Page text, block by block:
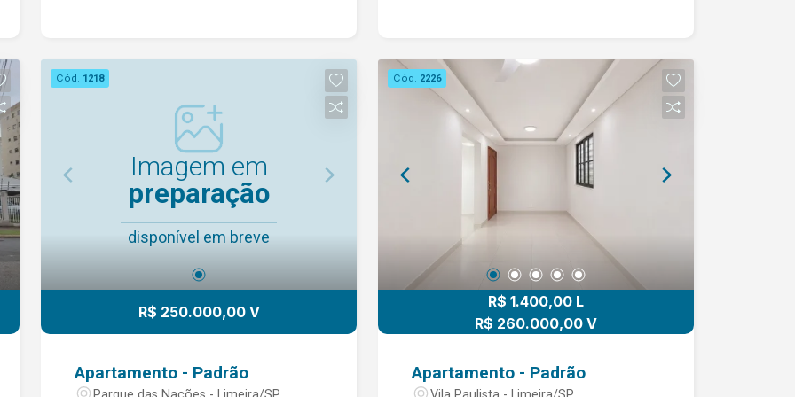
Sua Visita !!
Cód. 1218
Imagem em
preparação
disponível em breve
R$ 250.000,00 V
Apartamento - Padrão
Cód. 2226
R$ 1.400,00 L
R$ 260.000,00 V
Apartamento - Padrão